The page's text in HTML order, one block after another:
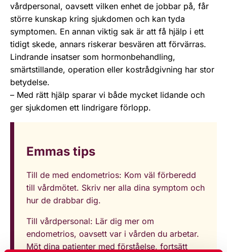
vårdpersonal, oavsett vilken enhet de jobbar på, får
större kunskap kring sjukdomen och kan tyda
symptomen. En annan viktig sak är att få hjälp i ett
tidigt skede, annars riskerar besvären att förvärras.
Lindrande insatser som hormonbehandling,
smärtstillande, operation eller kostrådgivning har stor
betydelse.
– Med rätt hjälp sparar vi både mycket lidande och
ger sjukdomen ett lindrigare förlopp.
Emmas tips
Till de med endometrios: Kom väl förberedd
till vårdmötet. Skriv ner alla dina symptom och
hur de drabbar dig.
Till vårdpersonal: Lär dig mer om
endometrios, oavsett var i vården du arbetar.
Möt dina patienter med förståelse, fortsätt